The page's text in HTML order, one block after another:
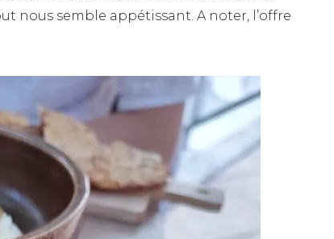
nous semble appétissant. A noter, l’offre